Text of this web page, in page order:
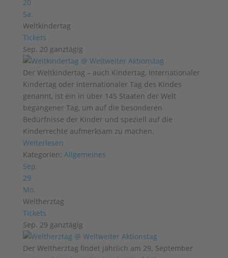
20
Sa.
Weltkindertag
Tickets
Sep. 20 ganztägig
Der Weltkindertag – auch Kindertag, Internationaler
Kindertag oder Internationaler Tag des Kindes
genannt, ist ein in über 145 Staaten der Welt
begangener Tag, um auf die besonderen
Bedürfnisse der Kinder und speziell auf die
Kinderrechte aufmerksam zu machen.
Weiterlesen
Kategorien: Allgemeines
Sep.
29
Mo.
Weltherztag
Tickets
Sep. 29 ganztägig
Der Weltherztag findet jährlich am 29. September